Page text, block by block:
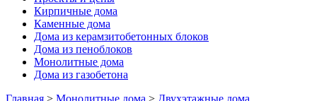
Кирпичные дома
Каменные дома
Дома из керамзитобетонных блоков
Дома из пеноблоков
Монолитные дома
Дома из газобетона
Главная > Монолитные дома > Двухэтажные дома